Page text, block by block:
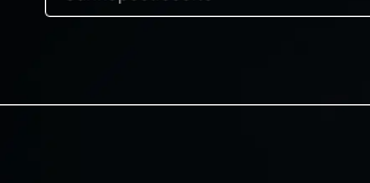
Sähköposti